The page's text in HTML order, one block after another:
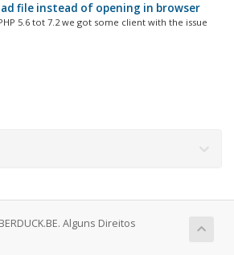
file instead of opening in browser
5.6 tot 7.2 we got some client with the issue
Alguns Direitos